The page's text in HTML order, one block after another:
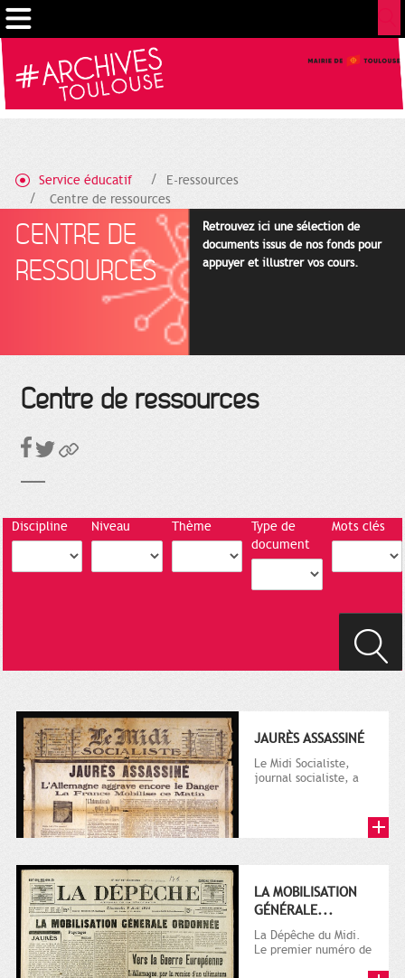
Service éducatif
E-ressources
Centre de ressources
CENTRE DE
RESSOURCES
Retrouvez ici une sélection de
documents issus de nos fonds pour
appuyer et illustrer vos cours.
Centre de ressources
Discipline Niveau Thème
Type de
document
Mots clés
JAURÈS ASSASSINÉ
Le Midi Socialiste,
journal socialiste, a
LA MOBILISATION
GÉNÉRALE...
La Dépêche du Midi.
Le premier numéro de
Gestion de vos préférences sur les cookies